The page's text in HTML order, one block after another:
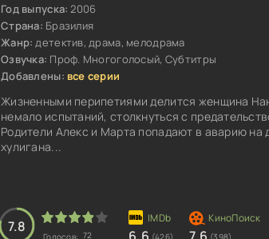
Год выпуска: 2006
Страна: Бразилия
Жанр: детектив, драма, мелодрама
Озвучка: Проф. Многоголосый, Субтитры
Добавлены: все серии
Жизненными перипетиями делится женщина
немало испытаний, столкнуться с
Родители Алекс и Марта попадают в аварию на
хулигана...
7.8
Голосов: 72 (426) (398)